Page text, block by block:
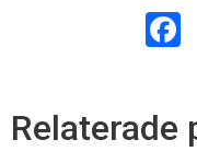
o
Relaterade